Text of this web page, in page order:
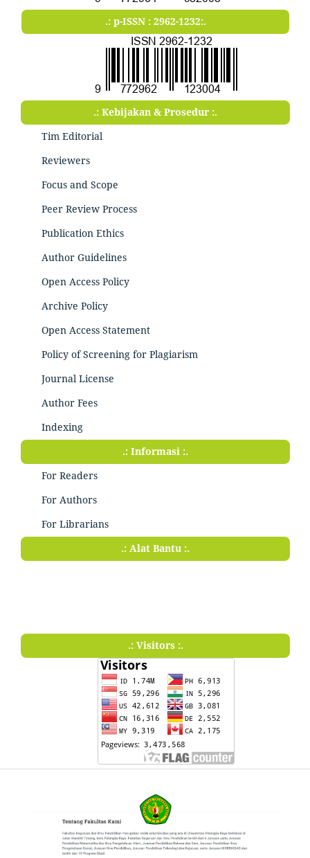
.: p-ISSN : 2962-1232:.
.: Kebijakan & Prosedur :.
Tim Editorial
Reviewers
Focus and Scope
Peer Review Process
Publication Ethics
Author Guidelines
Open Access Policy
Archive Policy
Open Access Statement
Policy of Screening for Plagiarism
Journal License
Author Fees
Indexing
.: Informasi :.
For Readers
For Authors
For Librarians
.: Alat Bantu :.
.: Visitors :.